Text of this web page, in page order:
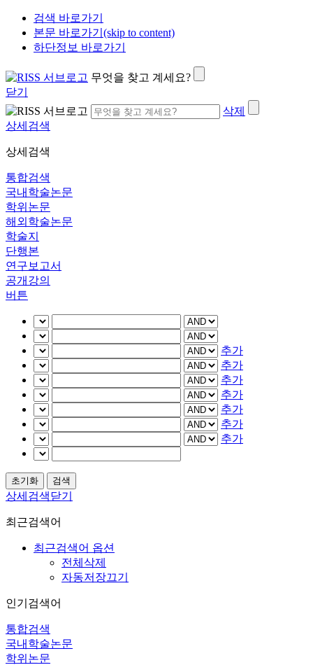
검색 바로가기
본문 바로가기(skip to content)
하단정보 바로가기
무엇을 찾고 계세요?
닫기
삭제
상세검색
상세검색
통합검색
국내학술논문
학위논문
해외학술논문
학술지
단행본
연구보고서
공개강의
버튼
추가
추가
추가
추가
추가
추가
추가
상세검색닫기
최근검색어
최근검색어 옵션
전체삭제
자동저장끄기
인기검색어
통합검색
국내학술논문
학위논문